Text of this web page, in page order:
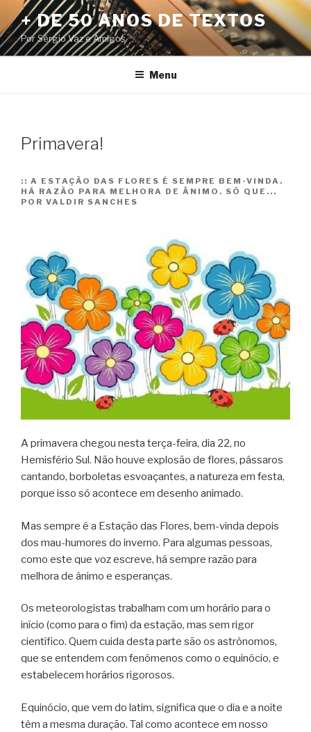
Pular
para
o
conteúdo
+ DE 50 ANOS DE TEXTOS
Por Sérgio Vaz e Amigos
Menu
Primavera!
:: A ESTAÇÃO DAS FLORES É SEMPRE BEM-VINDA.
HÁ RAZÃO PARA MELHORA DE ÂNIMO. SÓ QUE...
POR VALDIR SANCHES
A primavera chegou nesta terça-feira, dia 22, no
Hemisfério Sul. Não houve explosão de flores, pássaros
cantando, borboletas esvoaçantes, a natureza em festa,
porque isso só acontece em desenho animado.
Mas sempre é a Estação das Flores, bem-vinda depois
dos mau-humores do inverno. Para algumas pessoas,
como este que voz escreve, há sempre razão para
melhora de ânimo e esperanças.
Os meteorologistas trabalham com um horário para o
início (como para o fim) da estação, mas sem rigor
científico. Quem cuida desta parte são os astrônomos,
que se entendem com fenômenos como o equinócio, e
estabelecem horários rigorosos.
Equinócio, que vem do latim, significa que o dia e a noite
têm a mesma duração. Tal como acontece em nosso